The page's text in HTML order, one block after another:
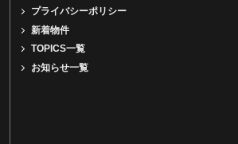
プライバシーポリシー
新着物件
TOPICS一覧
お知らせ一覧